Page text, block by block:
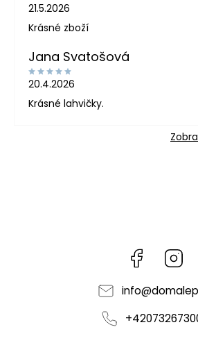
21.5.2026
Krásné zboží
Jana Svatošová
20.4.2026
Krásné lahvičky.
Facebook
info@